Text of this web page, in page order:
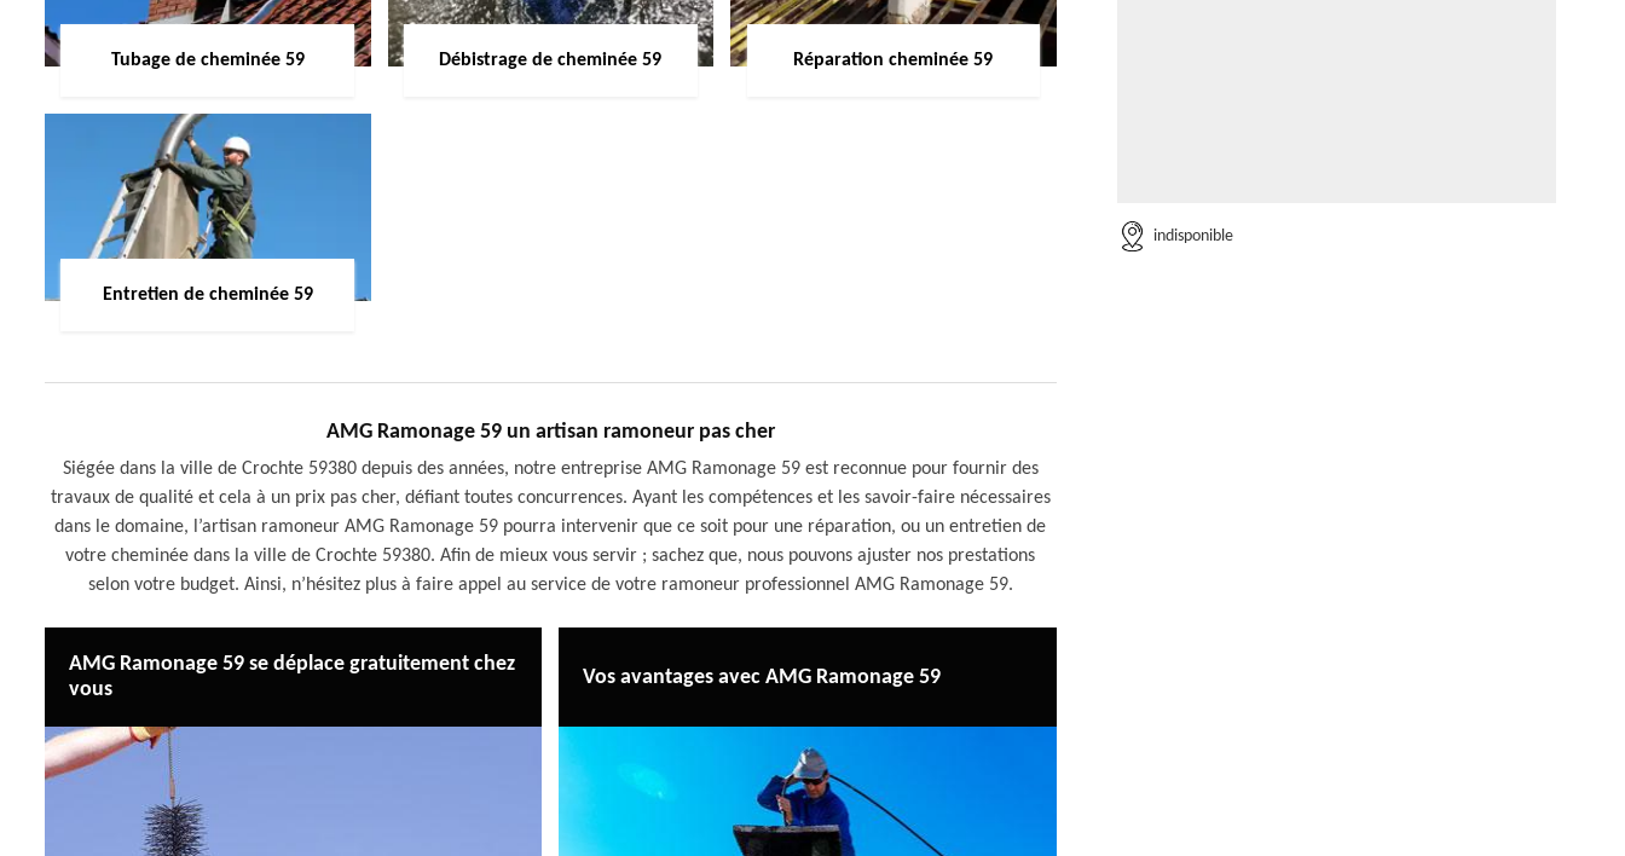
Tubage de cheminée 59 Débistrage de cheminée 59 Réparation cheminée 59
Entretien de cheminée 59
AMG Ramonage 59 un artisan ramoneur pas cher
Siégée dans la ville de Crochte 59380 depuis des années, notre entreprise AMG Ramonage 59 est reconnue pour fournir des
travaux de qualité et cela à un prix pas cher, défiant toutes concurrences. Ayant les compétences et les savoir-faire nécessaires
dans le domaine, l’artisan ramoneur AMG Ramonage 59 pourra intervenir que ce soit pour une réparation, ou un entretien de
votre cheminée dans la ville de Crochte 59380. Afin de mieux vous servir ; sachez que, nous pouvons ajuster nos prestations
selon votre budget. Ainsi, n’hésitez plus à faire appel au service de votre ramoneur professionnel AMG Ramonage 59.
AMG Ramonage 59 se déplace gratuitement chez
vous
Vos avantages avec AMG Ramonage 59
indisponible